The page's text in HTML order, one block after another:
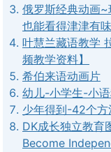
俄罗斯经典动画
也能看得津津有
叶慧兰藏语教学
频教学资料】
希伯来语动画片
幼儿-小学生-小
少年得到-42个方
DK成长独立教
Become